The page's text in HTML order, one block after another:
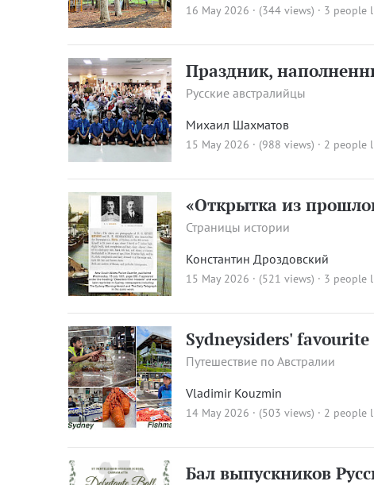
16 May 2026 · (344 views) · 3 people
Праздник,
Русские австралийцы
Михаил Шахматов
15 May 2026 · (988 views) · 2 people
«Открытка из
Страницы истории
Константин Дроздовский
15 May 2026 · (521 views) · 3 people
Sydneysiders'
Путешествие по Австралии
Vladimir Kouzmin
14 May 2026 · (503 views) · 2 people
Бал выпускников